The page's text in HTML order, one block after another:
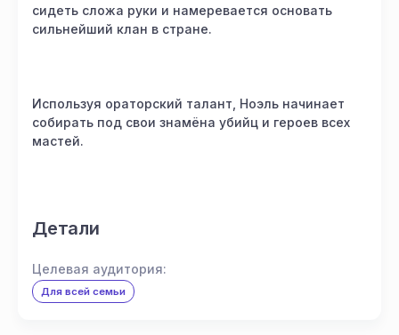
сидеть сложа руки и намеревается основать
сильнейший клан в стране.
Используя ораторский талант, Ноэль начинает
собирать под свои знамёна убийц и героев всех
мастей.
Детали
Целевая аудитория:
Для всей семьи